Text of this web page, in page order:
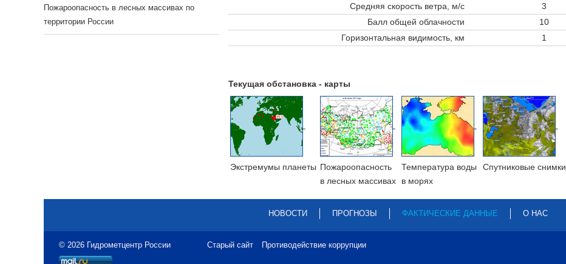
Средняя скорость ветра, м/с
3
Балл общей облачности
10
Горизонтальная видимость, км
1
Текущая обстановка - карты
Экстремумы планеты Пожароопасность
в лесных массивах
Температура воды
в морях
Cпутниковые снимки
Пожароопасность в лесных массивах по
территории России
НОВОСТИ ПРОГНОЗЫ ФАКТИЧЕСКИЕ ДАННЫЕ О НАС
© 2026 Гидрометцентр России Старый сайт Противодействие коррупции